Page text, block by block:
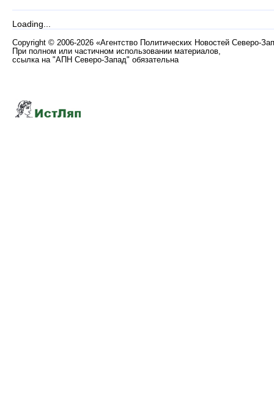
Loading...
Copyright © 2006-2026 «Агентство Политических Новостей Северо-
При полном или частичном использовании материалов,
ссылка на "АПН Северо-Запад" обязательна